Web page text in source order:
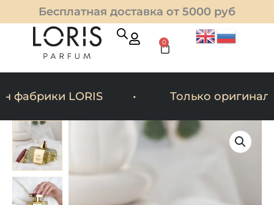
Перейти
к
содержимому
Бесплатная доставка от 5000 руб
0
Cart
LORIS Только
Количество
товара
Mesaytara
—
флорально-
фруктовый
унисекс